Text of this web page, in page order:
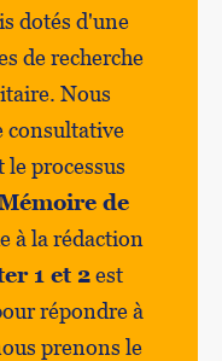
dotés d'une
de recherche
Nous
consultative
processus
de
à la rédaction
1 et 2est
répondre à
prenons le